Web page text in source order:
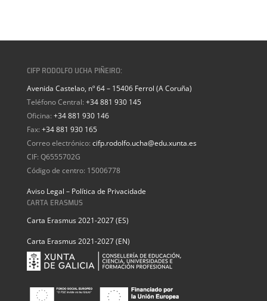
CIFP RODOLFO UCHA PIÑEIRO:
Avenida Castelao, nº 64 – 15406 Ferrol (A Coruña)
Teléfono Central: +34 881 930 145
Oficina: +34 881 930 146
Fax: +34 881 930 165
Correo electrónico: cifp.rodolfo.ucha@edu.xunta.es
CIF: Q6555702G
Código de centro: 15006778
Aviso Legal – Política de Privacidade
CARTA ERASMUS
Carta Erasmus 2021-2027 (ES)
Carta Erasmus 2021-2027 (EN)